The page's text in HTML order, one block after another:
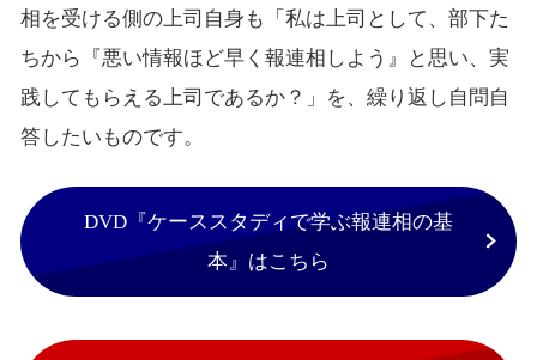
相を受ける側の上司自身も「私は上司として、部下た
ちから『悪い情報ほど早く報連相しよう』と思い、実
践してもらえる上司であるか？」を、繰り返し自問自
答したいものです。
DVD『ケーススタディで学ぶ報連相の基
本』はこちら